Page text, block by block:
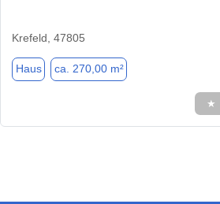
Krefeld, 47805
Haus ca. 270,00 m²
★